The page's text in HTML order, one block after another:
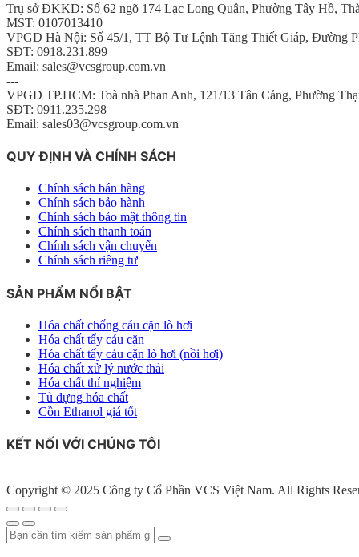
Trụ sở ĐKKD: Số 62 ngõ 174 Lạc Long Quân, Phường Tây Hồ,
MST: 0107013410
VPGD Hà Nội: Số 45/1, TT Bộ Tư Lệnh Tăng Thiết Giáp, Đường
SĐT: 0918.231.899
Email: sales@vcsgroup.com.vn
---
VPGD TP.HCM: Toà nhà Phan Anh, 121/13 Tân Cảng, Phường
SĐT: 0911.235.298
Email: sales03@vcsgroup.com.vn
QUY ĐỊNH VÀ CHÍNH SÁCH
Chính sách bán hàng
Chính sách bảo hành
Chính sách bảo mật thông tin
Chính sách thanh toán
Chính sách vận chuyển
Chính sách riêng tư
SẢN PHẨM NỔI BẬT
Hóa chất chống cáu cặn lò hơi
Hóa chất tẩy cáu cặn
Hóa chất tẩy cáu cặn lò hơi (nồi hơi)
Hóa chất xử lý nước thải
Hóa chất thí nghiệm
Tủ đựng hóa chất
Cồn Ethanol giá tốt
KẾT NỐI VỚI CHÚNG TÔI
Copyright © 2025 Công ty Cổ Phần VCS Việt Nam. All Rights